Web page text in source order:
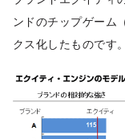
ンドのチップゲーム
クス化したものです。